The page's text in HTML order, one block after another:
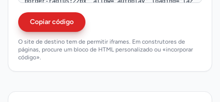
Copiar código
O site de destino tem de permitir iframes. Em construtores de
páginas, procure um bloco de HTML personalizado ou «incorporar
código».